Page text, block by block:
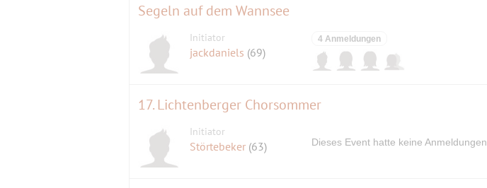
Segeln auf dem Wannsee
Initiator
jackdaniels (69)
4 Anmeldungen
17. Lichtenberger Chorsommer
Initiator
Störtebeker (63) Dieses Event hatte keine Anmeldungen